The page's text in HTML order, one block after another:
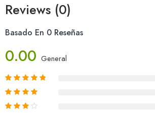
Reviews (0)
Basado En 0 Reseñas
0.00 General